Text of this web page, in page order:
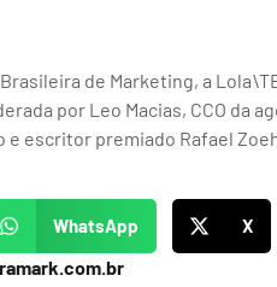
de Marketing, a
por Leo Macias, CCO da
e escritor premiado Rafael
WhatsApp X